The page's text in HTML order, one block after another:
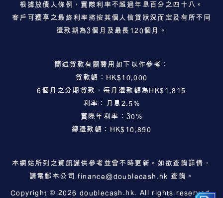
根據放債人條例，實際利率不超過年息百分之四十八。
客戶可獲享之最終利率將按其個人信貸狀況而定及有所不同
還款期為3個月及最長120個月。
簡述貸款有關費用如下以作參考：
貸款額：HK$10,000
6個月之分期貸款，每月還款額為HK$1,815
利率：月息2.5%
實際年利率：30%
總還款額：HK$10,890
本網站所列之資訊謹供參考並會不時更新。如欲查詢詳情，
請電郵本公司finance@doublecash.hk 查詢。
Copyright © 2026 doublecash.hk. All rights reserved.